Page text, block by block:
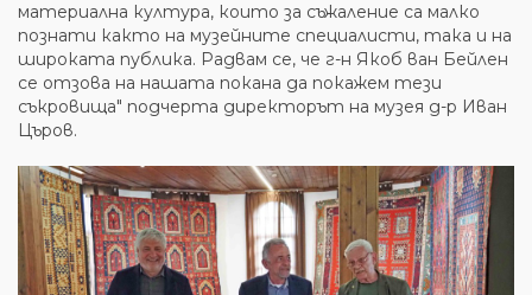
материална култура, които за съжаление са малко
познати както на музейните специалисти, така и на
широката публика. Радвам се, че г-н Якоб ван Бейлен
се отзова на нашата покана да покажем тези
съкровища" подчерта директорът на музея д-р Иван
Църов.